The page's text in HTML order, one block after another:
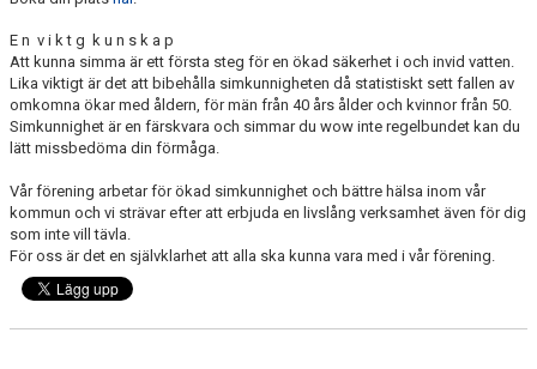
E n v i k t g k u n s k a p
Att kunna simma är ett första steg för en ökad säkerhet i och invid vatten.
Lika viktigt är det att bibehålla simkunnigheten då statistiskt sett fallen av
omkomna ökar med åldern, för män från 40 års ålder och kvinnor från 50.
Simkunnighet är en färskvara och simmar du wow inte regelbundet kan du
lätt missbedöma din förmåga.
Vår förening arbetar för ökad simkunnighet och bättre hälsa inom vår
kommun och vi strävar efter att erbjuda en livslång verksamhet även för dig
som inte vill tävla.
För oss är det en självklarhet att alla ska kunna vara med i vår förening.